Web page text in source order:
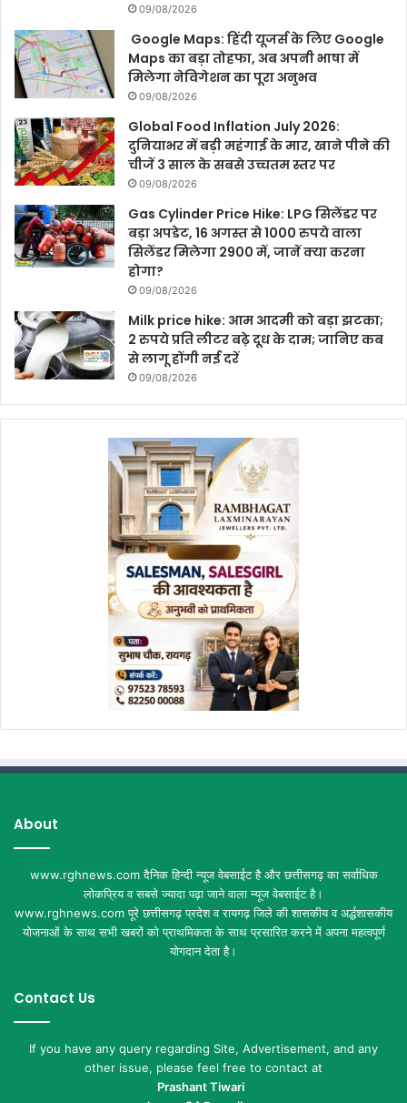
09/08/2026
Google Maps: हिंदी यूजर्स के लिए Google
Maps का बड़ा तोहफा, अब अपनी भाषा में
मिलेगा नेविगेशन का पूरा अनुभव
09/08/2026
Global Food Inflation July 2026:
दुनियाभर में बड़ी महंगाई के मार, खाने पीने की
चीजें 3 साल के सबसे उच्चतम स्तर पर
09/08/2026
Gas Cylinder Price Hike: LPG सिलेंडर पर
बड़ा अपडेट, 16 अगस्त से 1000 रुपये वाला
सिलेंडर मिलेगा 2900 में, जानें क्या करना
होगा?
09/08/2026
Milk price hike: आम आदमी को बड़ा झटका;
2 रुपये प्रति लीटर बढ़े दूध के दाम; जानिए कब
से लागू होंगी नई दरें
09/08/2026
About
www.rghnews.com दैनिक हिन्दी न्यूज वेबसाईट है और छत्तीसगढ़ का सर्वाधिक
लोकप्रिय व सबसे ज्यादा पढ़ा जाने वाला न्यूज वेबसाईट है।
www.rghnews.com पूरे छत्तीसगढ़ प्रदेश व रायगढ़ जिले की शासकीय व अर्द्धशासकीय
योजनाओं के साथ सभी खबरों को प्राथमिकता के साथ प्रसारित करने में अपना महत्वपूर्ण
योगदान देता है।
Contact Us
If you have any query regarding Site, Advertisement, and any
other issue, please feel free to contact at
Prashant Tiwari